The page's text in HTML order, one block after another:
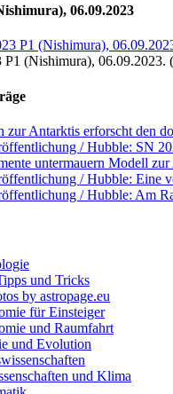
06.09.2023
P1 (Nishimura), 06.09.2023.
zur Antarktis erforscht den
/ Hubble: SN
untermauern Modell
/ Hubble: Eine
/ Hubble: Am
und Tricks
by astropage.eu
für Einsteiger
und Raumfahrt
und Evolution
und Klima